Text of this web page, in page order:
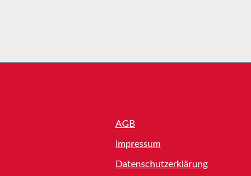
AGB
Impressum
Datenschutzerklärung